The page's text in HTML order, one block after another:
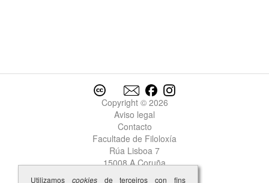
Copyright © 2026
Aviso legal
Contacto
Facultade de Filoloxía
Rúa Lisboa 7
15008 A Coruña
Utilizamos cookiesde terceiros con fins